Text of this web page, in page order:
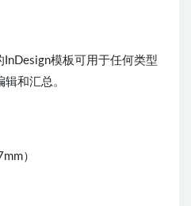
模板可用于任何类型
和汇总。
）